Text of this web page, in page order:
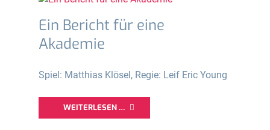
Ein Bericht für eine
Akademie
Spiel: Matthias Klösel, Regie: Leif Eric Young
WEITERLESEN …